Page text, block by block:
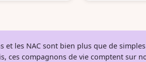
et les NAC sont bien plus que de
ces compagnons de vie comptent sur